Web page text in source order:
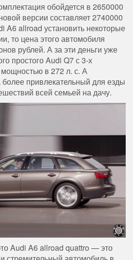
обойдется в 2650000
версии составляет 2740000
A6 allroad установить некоторые
то цена этого автомобиля
рублей. А за эти деньги уже
простого Audi Q7 с 3-х
в 272 л. с. А
привлекательный для езды
всей семьей на дачу.
Audi A6 allroad quattro — это